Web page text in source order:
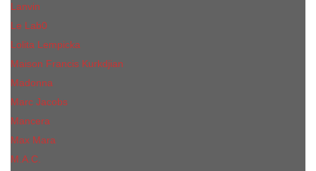
Lanvin
Lе Lab0
Lolita Lempicka
Maison Francis Kurkdjian
Madonna
Marc Jacobs
Mancera
Max Mara
M.А.C.